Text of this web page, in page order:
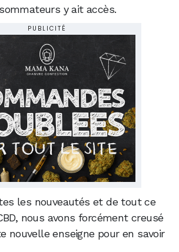
y ait accès.
PUBLICITÉ
les nouveautés et de tout ce
nous avons forcément creusé
nouvelle enseigne pour en savoir